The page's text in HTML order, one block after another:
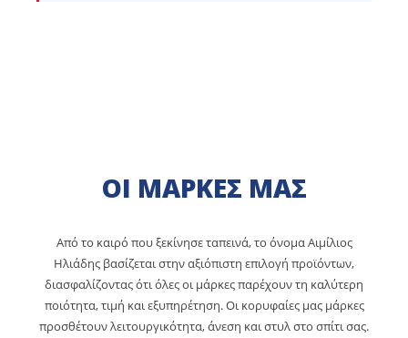
ΟΙ ΜΑΡΚΕΣ ΜΑΣ
Από το καιρό που ξεκίνησε ταπεινά, το όνομα Αιμίλιος
Ηλιάδης βασίζεται στην αξιόπιστη επιλογή προϊόντων,
διασφαλίζοντας ότι όλες οι μάρκες παρέχουν τη καλύτερη
ποιότητα, τιμή και εξυπηρέτηση. Οι κορυφαίες μας μάρκες
προσθέτουν λειτουργικότητα, άνεση και στυλ στο σπίτι σας.